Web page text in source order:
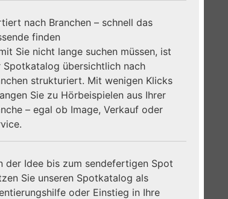
nach Branchen – schnell das
finden
Sie nicht lange suchen müssen, ist
Spotkatalog übersichtlich nach
strukturiert. Mit wenigen Klicks
Sie zu Hörbeispielen aus Ihrer
– egal ob Image, Verkauf oder
der Idee bis zum sendefertigen Spot
Sie unseren Spotkatalog als
oder Einstieg in Ihre